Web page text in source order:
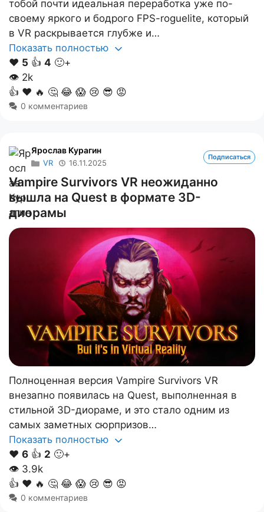
тобой почти идеальная переработка уже по-
своему яркого и бодрого FPS-roguelite, который
в VR раскрывается глубже и…
Показать полностью
❤️ 5 👍 4 🙂+
👁 2k
👍 ❤️ 🔥 🤔 😂 😱 😢 😎 😡
0 комментариев
Ярослав Курагин
VR 16.11.2025
Подписаться
Vampire Survivors VR неожиданно
вышла на Quest в формате 3D-
диорамы
Полноценная версия Vampire Survivors VR
внезапно появилась на Quest, выполненная в
стильной 3D-диораме, и это стало одним из
самых заметных сюрпризов…
Показать полностью
❤️ 6 👍 2 🙂+
👁 3.9k
👍 ❤️ 🔥 🤔 😂 😱 😢 😎 😡
0 комментариев